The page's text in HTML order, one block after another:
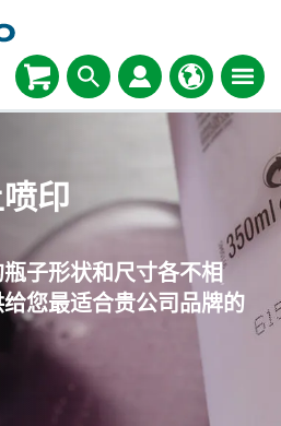
印
子形状和尺寸各不相
您最适合贵公司品牌的